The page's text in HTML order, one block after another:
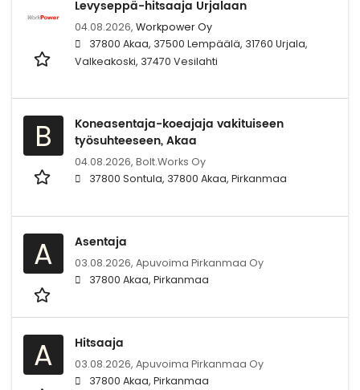
Levyseppä-hitsaaja Urjalaan
04.08.2026, Workpower Oy
37800 Akaa, 37500 Lempäälä, 31760 Urjala,
Valkeakoski, 37470 Vesilahti
B
Koneasentaja-koeajaja vakituiseen
työsuhteeseen, Akaa
04.08.2026, Bolt.Works Oy
37800 Sontula, 37800 Akaa, Pirkanmaa
A Asentaja
03.08.2026, Apuvoima Pirkanmaa Oy
37800 Akaa, Pirkanmaa
A Hitsaaja
03.08.2026, Apuvoima Pirkanmaa Oy
37800 Akaa, Pirkanmaa